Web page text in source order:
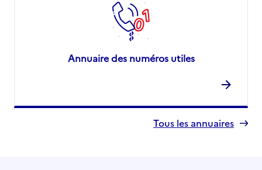
Annuaire des numéros utiles
Tous les annuaires